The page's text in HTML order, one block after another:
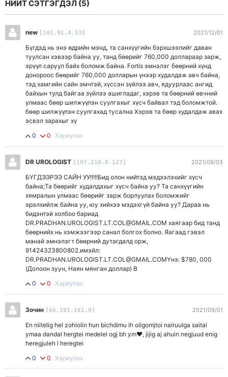
НИЙТ СЭТГЭГДЭЛ (5)
new [102.91.4.53] 2021/12/01
Бүгдэд нь энэ өдрийн мэнд, та санхүүгийн бэрхшээлийг даван
туулсан хэвээр байна уу, танд бөөрийг 760,000 доллараар зарж,
эрүүл саруул байх боломж байна. Fortis эмнэлэг бөөрний хүнд
донороос бөөрийг 760,000 долларын үнээр худалдаж авч байна,
тэд хамгийн сайн эмчтэй, хүссэн зүйлээ авч, ядуурлаас ангид
байхын тулд байгаа зүйлээ ашигладаг, хэрэв та бөөрний өвчний
улмаас бөөр шилжүүлэн суулгахыг хүсч байвал тэд боломжтой.
бөөр шилжүүлэн суулгахад тусална Хэрэв та бөөр худалдаж авах
эсвэл зарахыг хү
0
0 Хариулах
DR UROLOGIST [197.210.8.127] 2021/09/03
БҮГДЭЭРЭЭ САЙН УУ!!!!!Бид олон нийтэд мэдээлэхийг хүсч
байна;Та бөөрийг худалдахыг хүсч байна уу? Та санхүүгийн
хямралын улмаас бөөрийг зарж борлуулах боломжийг
эрэлхийлж байна уу, юу хийхээ мэдэхгүй байна уу? Дараа нь
бидэнтэй холбоо бариад
DR.PRADHAN.UROLOGIST.LT.COL@GMAIL.COM хаягаар бид танд
бөөрнийх нь хэмжээгээр санал болгох болно. Яагаад гэвэл
манай эмнэлэгт бөөрний дутагдалд орж,
91424323800802.имэйл:
DR.PRADHAN.UROLOGIST.LT.COL@GMAIL.COMYнэ: $780, 000
(Долоон зуун, Наян мянган доллар) В
0
0 Хариулах
Зочин [66.181.161.9] 2021/09/01
En niitelig hel zohiolin hun bichdimu ih oilgomjtoi nairuulga saitai
ymaa dandal hergtei medelel ogj bh ym♥️, jijig aj ahuin negjuud enig
heregjuleh l heregtei
0
0 Хариулах